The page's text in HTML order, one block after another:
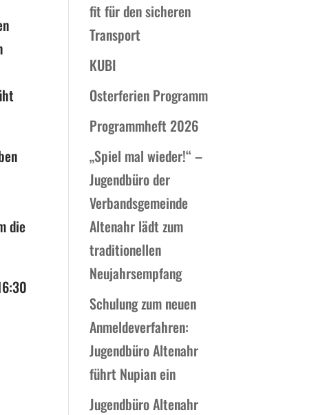
die
fit für den sicheren
Transport
KUBI
Osterferien Programm
Programmheft 2026
„Spiel mal wieder!“ –
Jugendbüro der
Verbandsgemeinde
Altenahr lädt zum
traditionellen
Neujahrsempfang
Schulung zum neuen
Anmeldeverfahren:
Jugendbüro Altenahr
führt Nupian ein
Jugendbüro Altenahr